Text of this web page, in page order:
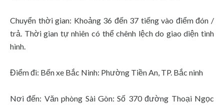
Chuyển thời gian: Khoảng 36 đến 37 tiếng vào điểm đón /
trả. Thời gian tự nhiên có thể chênh lệch do giao diện tình
hình.
Điểm đi: Bến xe Bắc Ninh: Phường Tiền An, TP. Bắc ninh
Nơi đến: Văn phòng Sài Gòn: Số 370 đường Thoại Ngọc